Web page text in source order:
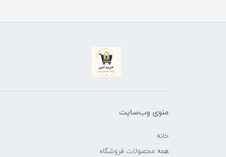
منوی وب‌سایت
خانه
همه محصولات فروشگاه